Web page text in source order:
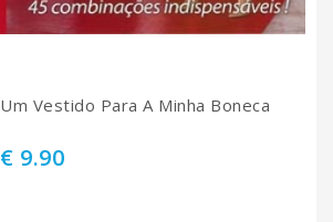
Um Vestido Para A Minha Boneca
€ 9.90